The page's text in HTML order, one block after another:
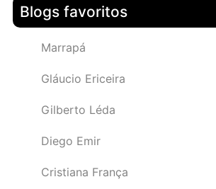
Blogs favoritos
Marrapá
Gláucio Ericeira
Gilberto Léda
Diego Emir
Cristiana França